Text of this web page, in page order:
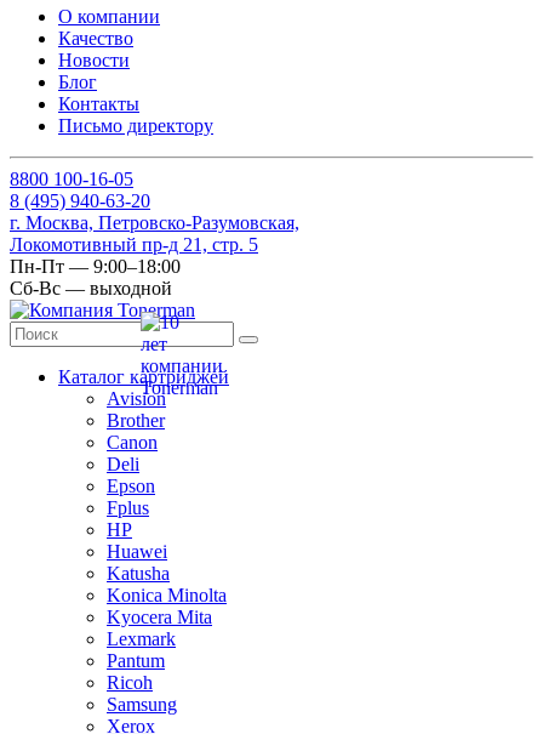
О компании
Качество
Новости
Блог
Контакты
Письмо директору
8800 100-16-05
8 (495) 940-63-20
г. Москва, Петровско-Разумовская,
Локомотивный пр-д 21, стр. 5
Пн-Пт — 9:00–18:00
Сб-Вс — выходной
Каталог картриджей
Avision
Brother
Canon
Deli
Epson
Fplus
HP
Huawei
Katusha
Konica Minolta
Kyocera Mita
Lexmark
Pantum
Ricoh
Samsung
Xerox